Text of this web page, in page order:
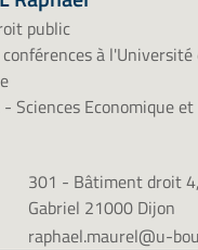
public
à l'Université
- Sciences Economique
301 - Bâtiment droit
Gabriel 21000 Dijon
raphael.maurel@u-